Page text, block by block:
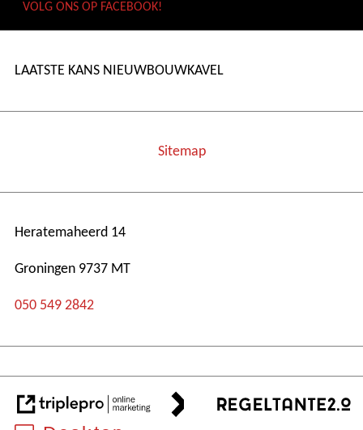
VOLG ONS OP FACEBOOK!
LAATSTE KANS NIEUWBOUWKAVEL
Sitemap
Heratemaheerd 14
Groningen 9737 MT
050 549 2842